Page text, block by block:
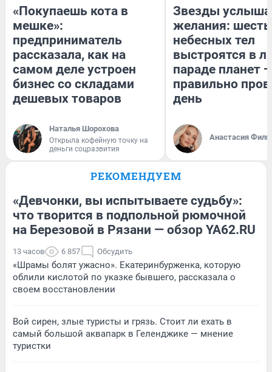
«Покупаешь кота в
мешке»:
предприниматель
рассказала, как на
самом деле устроен
бизнес со складами
дешевых товаров
Наталья Шорохова
Открыла кофейную точку на
деньги соцразвития
Звезды
желания: шесть
небесных тел
выстроятся в
параде планет
правильно
день
Анастасия
РЕКОМЕНДУЕМ
«Девчонки, вы испытываете судьбу»:
что творится в подпольной рюмочной
на Березовой в Рязани — обзор YA62.RU
13 часов 6 857 Обсудить
«Шрамы болят ужасно». Екатеринбурженка, которую
облили кислотой по указке бывшего, рассказала о
своем восстановлении
Вой сирен, злые туристы и грязь. Стоит ли ехать в
самый большой аквапарк в Геленджике — мнение
туристки